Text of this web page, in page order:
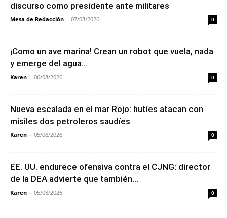
discurso como presidente ante militares
Mesa de Redacción - 07/08/2026 0
¡Como un ave marina! Crean un robot que vuela, nada
y emerge del agua...
Karen - 06/08/2026 0
Nueva escalada en el mar Rojo: hutíes atacan con
misiles dos petroleros saudíes
Karen - 05/08/2026 0
EE. UU. endurece ofensiva contra el CJNG: director
de la DEA advierte que también...
Karen - 05/08/2026 0